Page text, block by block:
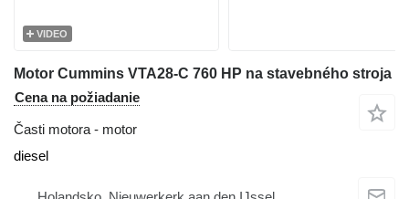
VIDEO
Motor Cummins VTA28-C 760 HP na stavebného stroja
Cena na požiadanie
Časti motora - motor
diesel